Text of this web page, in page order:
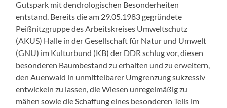
Gutspark mit dendrologischen Besonderheiten
entstand. Bereits die am 29.05.1983 gegründete
Peißnitzgruppe des Arbeitskreises Umweltschutz
(AKUS) Halle in der Gesellschaft für Natur und Umwelt
(GNU) im Kulturbund (KB) der DDR schlug vor, diesen
besonderen Baumbestand zu erhalten und zu erweitern,
den Auenwald in unmittelbarer Umgrenzung sukzessiv
entwickeln zu lassen, die Wiesen unregelmäßig zu
mähen sowie die Schaffung eines besonderen Teils im